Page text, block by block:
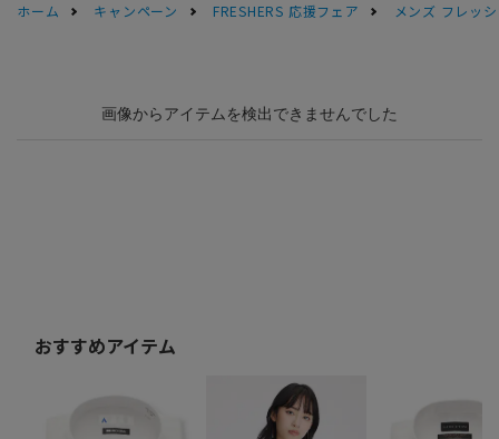
ホーム
キャンペーン FRESHERS 応援フェア メンズ フレッ